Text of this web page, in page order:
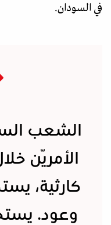
في السودان.
الشعب
الأمرّين
كارثية،
وعود.